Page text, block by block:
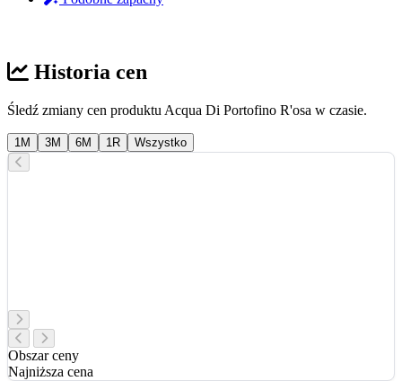
Historia cen
Śledź zmiany cen produktu Acqua Di Portofino R'osa w czasie.
1M 3M 6M 1R Wszystko
Obszar ceny
Najniższa cena